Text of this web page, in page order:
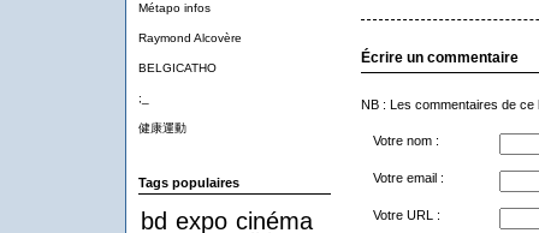
Métapo infos
Raymond Alcovère
BELGICATHO
;_
健康運動
Tags populaires
bd expo cinéma
Écrire un commentaire
NB : Les commentaires de ce
Votre nom :
Votre email :
Votre URL :